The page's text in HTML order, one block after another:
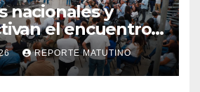
nacionales y
el encuentro
a Venezuela»
propuestas
REPORTE MATUTINO